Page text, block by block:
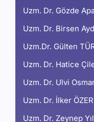
Uzm. Dr. Gözde
Uzm. Dr. Birsen
Uzm.Dr. Gülten
Uzm. Dr. Hatice
Uzm. Dr. Ulvi
Uzm. Dr. İlker ÖZER
Uzm. Dr. Zeynep